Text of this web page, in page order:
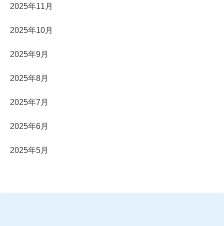
2025年11月
2025年10月
2025年9月
2025年8月
2025年7月
2025年6月
2025年5月